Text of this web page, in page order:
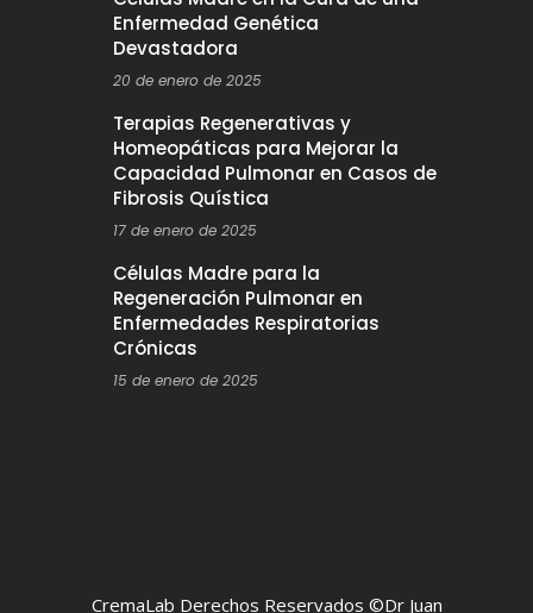
Enfermedad Genética
Devastadora
20 de enero de 2025
Terapias Regenerativas y
Homeopáticas para Mejorar la
Capacidad Pulmonar en Casos de
Fibrosis Quística
17 de enero de 2025
Células Madre para la
Regeneración Pulmonar en
Enfermedades Respiratorias
Crónicas
15 de enero de 2025
CremaLab Derechos Reservados ©Dr Juan